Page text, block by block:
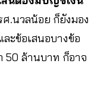
ศ.นวลน้อย ก็ยังมอง
ะข้อเสนอบางข้อ
50 ล้านบาท ก็อาจ